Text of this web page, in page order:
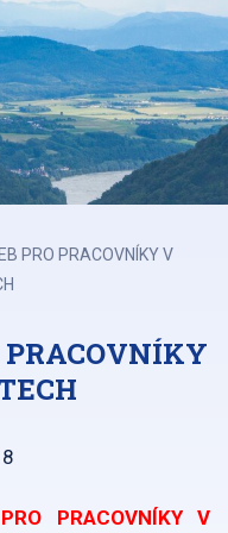
PRO PRACOVNÍKY V
PRACOVNÍKY V